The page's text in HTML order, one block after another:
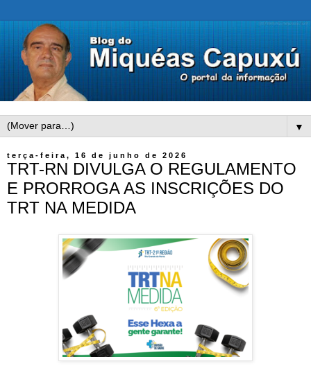
▼
terça-feira, 16 de junho de 2026
TRT-RN DIVULGA O REGULAMENTO
E PRORROGA AS INSCRIÇÕES DO
TRT NA MEDIDA